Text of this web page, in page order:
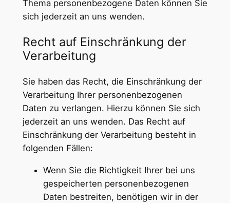
Thema personenbezogene Daten können Sie
sich jederzeit an uns wenden.
Recht auf Einschränkung der
Verarbeitung
Sie haben das Recht, die Einschränkung der
Verarbeitung Ihrer personenbezogenen
Daten zu verlangen. Hierzu können Sie sich
jederzeit an uns wenden. Das Recht auf
Einschränkung der Verarbeitung besteht in
folgenden Fällen:
Wenn Sie die Richtigkeit Ihrer bei uns
gespeicherten personenbezogenen
Daten bestreiten, benötigen wir in der